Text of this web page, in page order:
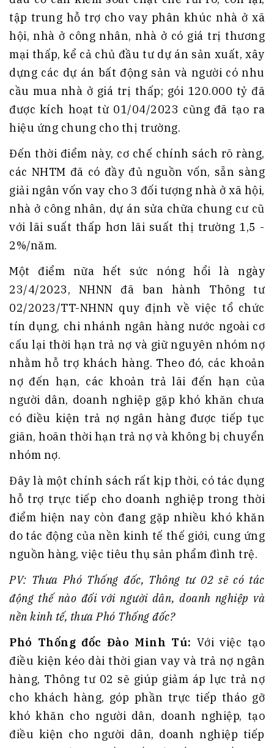
tập trung hỗ trợ cho vay phân khúc nhà ở xã
hội, nhà ở công nhân, nhà ở có giá trị thương
mại thấp, kể cả chủ đầu tư dự án sản xuất, xây
dựng các dự án bất động sản và người có nhu
cầu mua nhà ở giá trị thấp; gói 120.000 tỷ đã
được kích hoạt từ 01/04/2023 cũng đã tạo ra
hiệu ứng chung cho thị trường.
Đến thời điểm này, cơ chế chính sách rõ ràng,
các NHTM đã có đầy đủ nguồn vốn, sẵn sàng
giải ngân vốn vay cho 3 đối tượng nhà ở xã hội,
nhà ở công nhân, dự án sửa chữa chung cư cũ
với lãi suất thấp hơn lãi suất thị trường 1,5 -
2%/năm.​
Một điểm nữa hết sức nóng hổi là ngày
23/4/2023, NHNN đã ban hành Thông tư
02/2023/TT-NHNN quy định về việc tổ chức
tín dụng, chi nhánh ngân hàng nước ngoài cơ
cấu lại thời hạn trả nợ và giữ nguyên nhóm nợ
nhằm hỗ trợ khách hàng. Theo đó, các khoản
nợ đến hạn, các khoản trả lãi đến hạn của
người dân, doanh nghiệp gặp khó khăn chưa
có điều kiện trả nợ ngân hàng được tiếp tục
giãn, hoãn thời hạn trả nợ và không bị chuyển
nhóm nợ.
Đây là một chính sách rất kịp thời, có tác dụng
hỗ trợ trực tiếp cho doanh nghiệp trong thời
điểm hiện nay còn đang gặp nhiều khó khăn
do tác động của nền kinh tế thế giới, cung ứng
nguồn hàng, việc tiêu thụ sản phẩm đình trệ.
PV: Thưa Phó Thống đốc, Thông tư 02 sẽ có tác
động thế nào đối với người dân, doanh nghiệp và
nền kinh tế, thưa Phó Thống đốc?
Phó Thống đốc Đào Minh Tú: Với việc tạo
điều kiện kéo dài thời gian vay và trả nợ ngân
hàng, Thông tư 02 sẽ giúp giảm áp lực trả nợ
cho khách hàng, góp phần trực tiếp tháo gỡ
khó khăn cho người dân, doanh nghiệp, tạo
điều kiện cho người dân, doanh nghiệp tiếp